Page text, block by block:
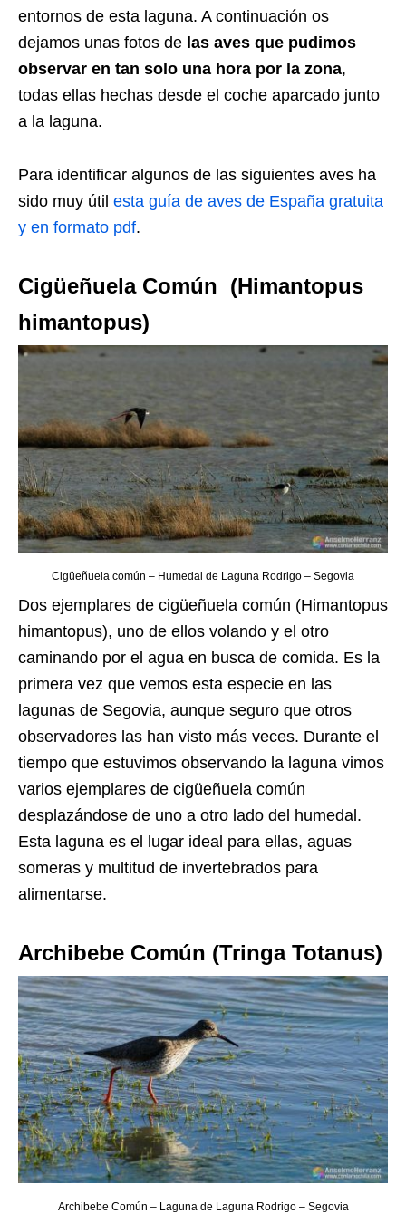
entornos de esta laguna. A continuación os
dejamos unas fotos de las aves que pudimos
observar en tan solo una hora por la zona,
todas ellas hechas desde el coche aparcado junto
a la laguna.
Para identificar algunos de las siguientes aves ha
sido muy útil esta guía de aves de España gratuita
y en formato pdf.
Cigüeñuela Común (Himantopus
himantopus)
Cigüeñuela común – Humedal de Laguna Rodrigo – Segovia
Dos ejemplares de cigüeñuela común (Himantopus
himantopus), uno de ellos volando y el otro
caminando por el agua en busca de comida. Es la
primera vez que vemos esta especie en las
lagunas de Segovia, aunque seguro que otros
observadores las han visto más veces. Durante el
tiempo que estuvimos observando la laguna vimos
varios ejemplares de cigüeñuela común
desplazándose de uno a otro lado del humedal.
Esta laguna es el lugar ideal para ellas, aguas
someras y multitud de invertebrados para
alimentarse.
Archibebe Común (Tringa Totanus)
Archibebe Común – Laguna de Laguna Rodrigo – Segovia